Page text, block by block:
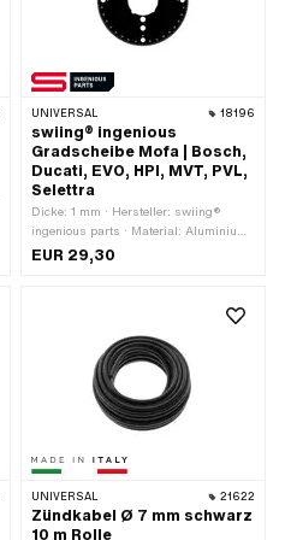
UNIVERSAL 18196
swiing® ingenious
Gradscheibe Mofa | Bosch,
Ducati, EVO, HPI, MVT, PVL,
Selettra
Dicke: 1 mm · Hersteller: swiing®
ingenious parts · Material: Aluminium
· Oberfläche: eloxiert ·
Anwendungsbereich: Messwerkzeug
EUR 29,30
UNIVERSAL 21622
Zündkabel Ø 7 mm schwarz
10 m Rolle